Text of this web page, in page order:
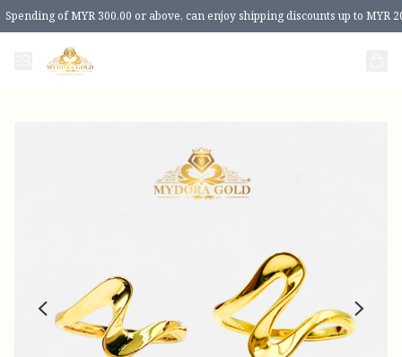
Spending of MYR 300.00 or above, can enjoy shipping discounts up to MYR